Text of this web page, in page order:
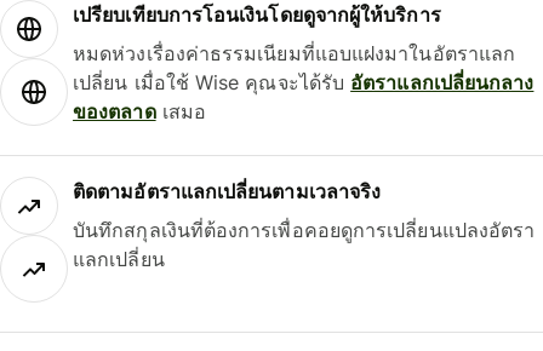
เปรียบเทียบการโอนเงินโดยดูจากผู้ให้บริการ
หมดห่วงเรื่องค่าธรรมเนียมที่แอบแฝงมาในอัตราแลก
เปลี่ยน เมื่อใช้ Wise คุณจะได้รับ อัตราแลกเปลี่ยนกลาง
ของตลาดเสมอ
ติดตามอัตราแลกเปลี่ยนตามเวลาจริง
บันทึกสกุลเงินที่ต้องการเพื่อคอยดูการเปลี่ยนแปลงอัตรา
แลกเปลี่ยน